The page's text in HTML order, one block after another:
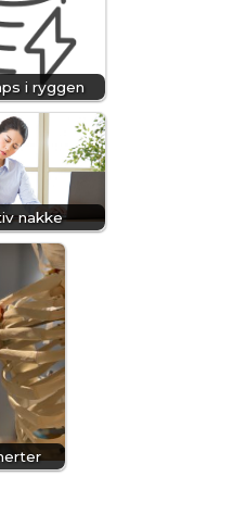
i ryggen
nakke